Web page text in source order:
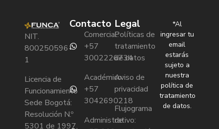
NIT.
800250596-
1
Licencia de
Funcionamiento
Sede Bogotá:
Resolución N.º
5301 de 1997,
Contacto
Comercial:
+57
3002226734
Académico:
+57
3042690218
Administrativo:
Legal
Políticas de
tratamiento
de datos
Aviso de
privacidad
Flujograma
de
*Al
ingresar tu
email
estarás
sujeto a
nuestra
política de
tratamiento
de datos.